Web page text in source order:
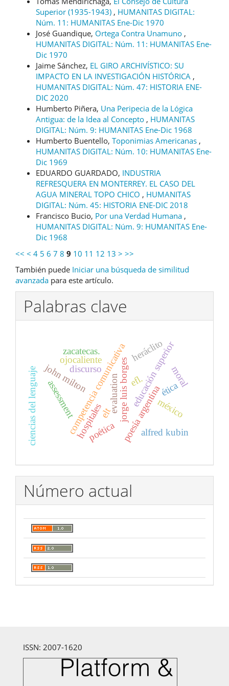
Superior (1935-1943) , HUMANITAS DIGITAL:
Núm. 11: HUMANITAS Ene-Dic 1970
José Guandique, Ortega Contra Unamuno ,
HUMANITAS DIGITAL: Núm. 11: HUMANITAS Ene-
Dic 1970
Jaime Sánchez, EL GIRO ARCHIVÍSTICO: SU
IMPACTO EN LA INVESTIGACIÓN HISTÓRICA ,
HUMANITAS DIGITAL: Núm. 47: HISTORIA ENE-
DIC 2020
Humberto Piñera, Una Peripecia de la Lógica
Antigua: de la Idea al Concepto , HUMANITAS
DIGITAL: Núm. 9: HUMANITAS Ene-Dic 1968
Humberto Buentello, Toponimias Americanas ,
HUMANITAS DIGITAL: Núm. 10: HUMANITAS Ene-
Dic 1969
EDUARDO GUARDADO, INDUSTRIA
REFRESQUERA EN MONTERREY. EL CASO DEL
AGUA MINERAL TOPO CHICO , HUMANITAS
DIGITAL: Núm. 45: HISTORIA ENE-DIC 2018
Francisco Bucio, Por una Verdad Humana ,
HUMANITAS DIGITAL: Núm. 9: HUMANITAS Ene-
Dic 1968
<< < 4 5 6 7 8 9 10 11 12 13 > >>
También puede Iniciar una búsqueda de similitud
avanzada para este artículo.
Palabras clave
discurso
competencia comunicativaeducación superior
jorge luis borges
heráclito
john milton
poesía argentinaética
moral
méxico
alfred kubin
assessment evaluation
elt
efl.
ciencias del lenguaje
ojocaliente
zacatecas.
hospitales
poética
Número actual
ISSN: 2007-1620